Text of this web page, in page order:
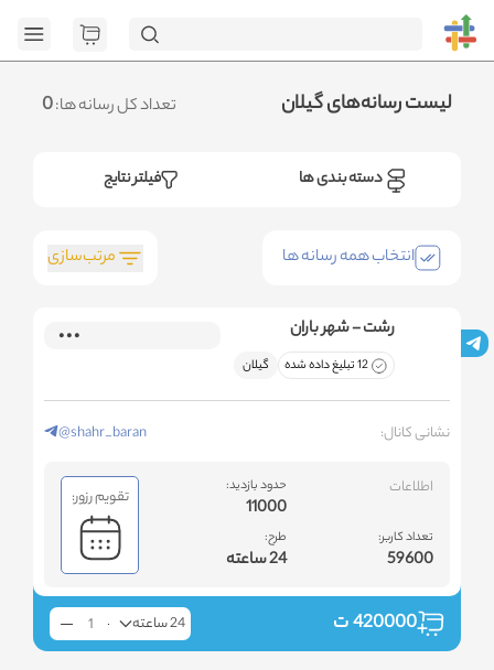
تعداد کل رسانه ها:0 لیست رسانه‌های گیلان
فیلتر نتایج دسته بندی ها
مرتب‌سازی انتخاب همه رسانه ها
رشت - شهر باران
12 تبلیغ داده شده گیلان
نشانی کانال: @shahr_baran
اطلاعات
تعداد کاربر:
59600
حدود بازدید:
11000
طرح:
24 ساعته
تقویم رزور:
420000ت 24 ساعته
[GET] "https://
.متوجه شدم